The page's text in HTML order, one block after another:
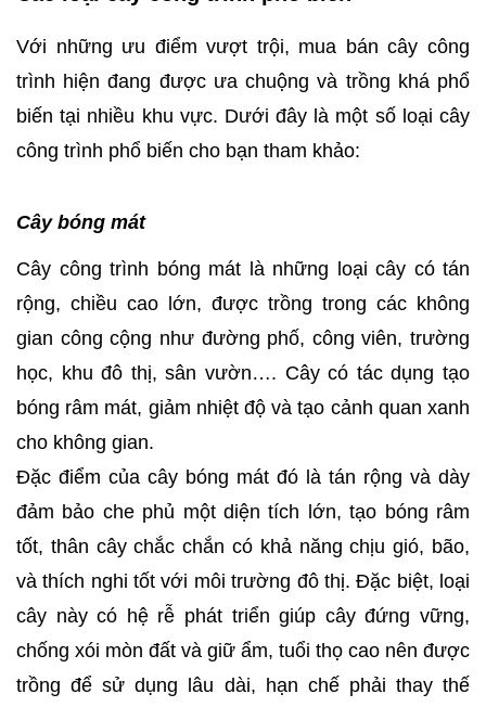
Với những ưu điểm vượt trội, mua bán cây công
trình hiện đang được ưa chuộng và trồng khá phổ
biến tại nhiều khu vực. Dưới đây là một số loại cây
công trình phổ biến cho bạn tham khảo:
Cây bóng mát
Cây công trình bóng mát là những loại cây có tán
rộng, chiều cao lớn, được trồng trong các không
gian công cộng như đường phố, công viên, trường
học, khu đô thị, sân vườn…. Cây có tác dụng tạo
bóng râm mát, giảm nhiệt độ và tạo cảnh quan xanh
cho không gian.
Đặc điểm của cây bóng mát đó là tán rộng và dày
đảm bảo che phủ một diện tích lớn, tạo bóng râm
tốt, thân cây chắc chắn có khả năng chịu gió, bão,
và thích nghi tốt với môi trường đô thị. Đặc biệt, loại
cây này có hệ rễ phát triển giúp cây đứng vững,
chống xói mòn đất và giữ ẩm, tuổi thọ cao nên được
trồng để sử dụng lâu dài, hạn chế phải thay thế